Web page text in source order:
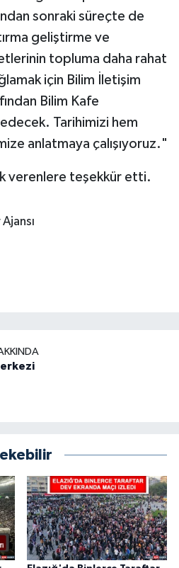
sonraki süreçte de
geliştirme ve
topluma daha rahat
için Bilim İletişim
Bilim Kafe
Tarihimizi hem
anlatmaya çalışıyoruz."
verenlere teşekkür etti.